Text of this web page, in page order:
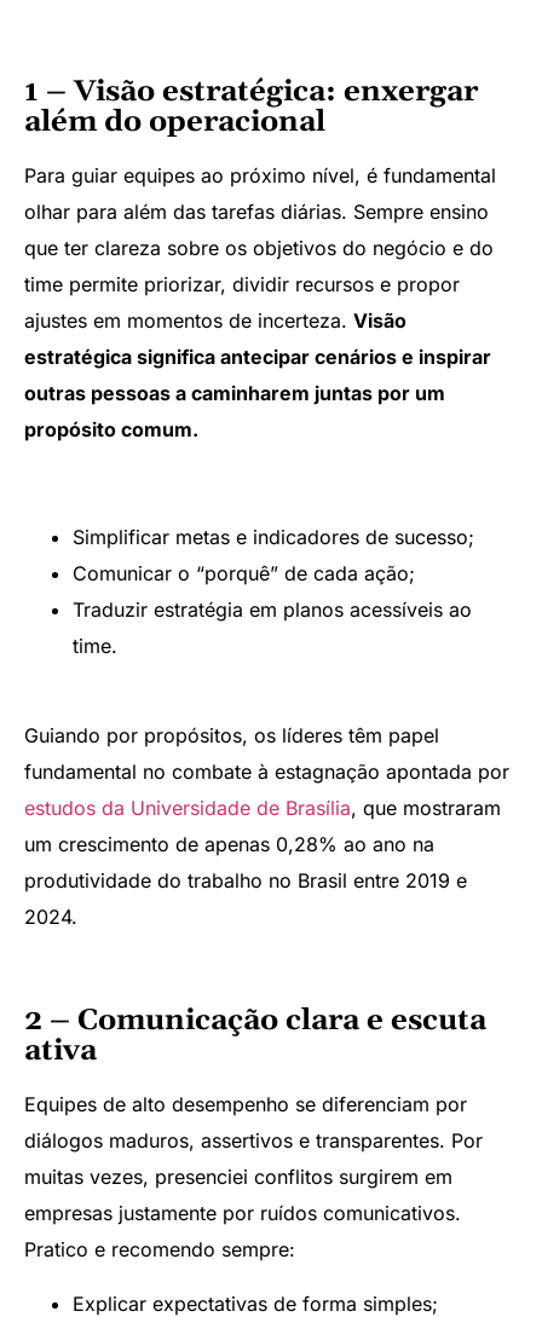
1 – Visão estratégica: enxergar
além do operacional
Para guiar equipes ao próximo nível, é fundamental
olhar para além das tarefas diárias. Sempre ensino
que ter clareza sobre os objetivos do negócio e do
time permite priorizar, dividir recursos e propor
ajustes em momentos de incerteza. Visão
estratégica significa antecipar cenários e inspirar
outras pessoas a caminharem juntas por um
propósito comum.
Simplificar metas e indicadores de sucesso;
Comunicar o “porquê” de cada ação;
Traduzir estratégia em planos acessíveis ao
time.
Guiando por propósitos, os líderes têm papel
fundamental no combate à estagnação apontada por
estudos da Universidade de Brasília, que mostraram
um crescimento de apenas 0,28% ao ano na
produtividade do trabalho no Brasil entre 2019 e
2024.
2 – Comunicação clara e escuta
ativa
Equipes de alto desempenho se diferenciam por
diálogos maduros, assertivos e transparentes. Por
muitas vezes, presenciei conflitos surgirem em
empresas justamente por ruídos comunicativos.
Pratico e recomendo sempre:
Explicar expectativas de forma simples;